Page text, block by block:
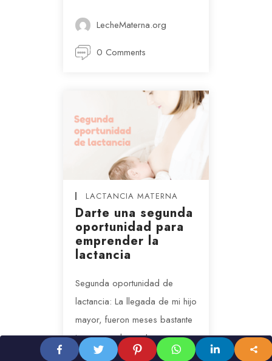
LecheMaterna.org
0 Comments
LACTANCIA MATERNA
Darte una segunda
oportunidad para
emprender la
lactancia
Segunda oportunidad de
lactancia: La llegada de mi hijo
mayor, fueron meses bastante
intensos y de mucho
aprendizaje, ¿Esta vez lactar